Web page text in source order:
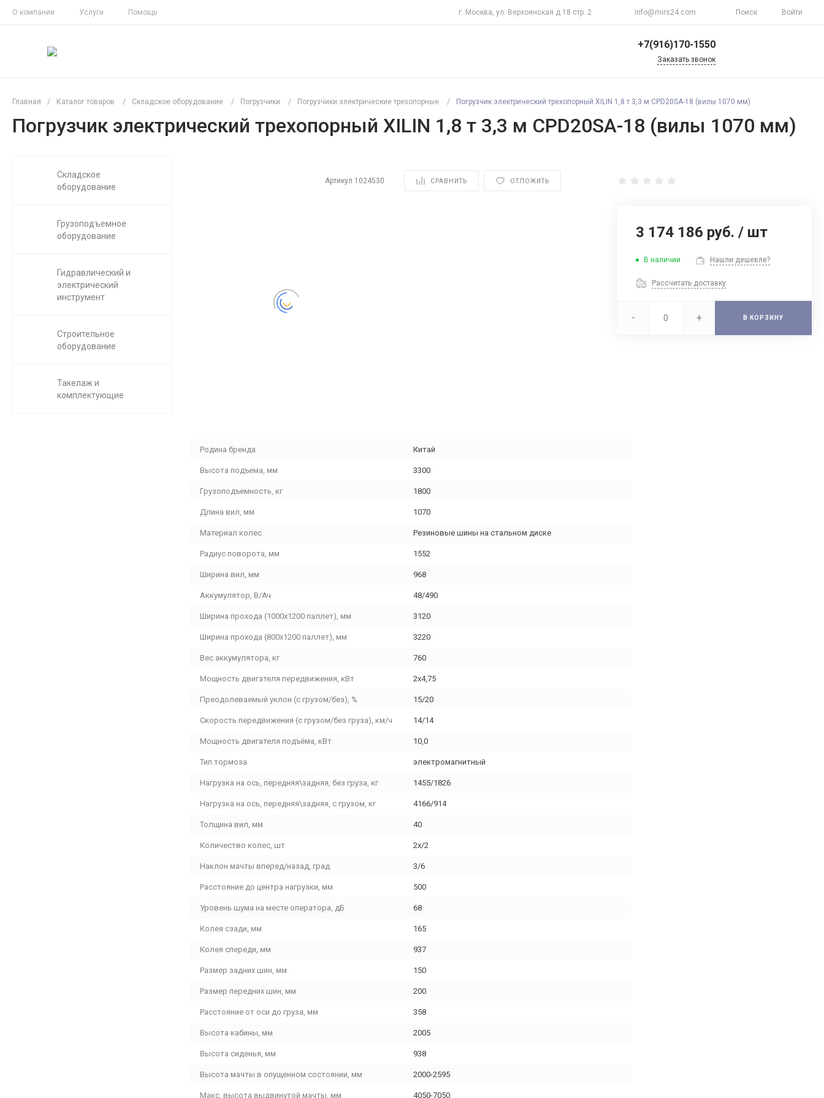
О компании Услуги Помощь г. Москва, ул. Верхоянская д.18 стр. 2 info@mirs24.com Поиск Войти
+7(916)170-1550
г. Москва, ул.
Верхоянская д.18 стр.
Пн-Пт 10:00-20:00
Воскресенье
Заказать звонок
Главная / Каталог товаров / Складское оборудование / Погрузчики / Погрузчики электрические трехопорные / Погрузчик электрический трехопорный XILIN 1,8 т 3,3 м CPD20SA-18 (вилы 1070 мм)
Погрузчик электрический трехопорный XILIN 1,8 т 3,3 м CPD20SA-18 (вилы 1070 мм)
Складское
оборудование
Грузоподъемное
оборудование
Гидравлический и
электрический
инструмент
Строительное
оборудование
Такелаж и
комплектующие
Артикул 1024530 СРАВНИТЬ ОТЛОЖИТЬ
3 174 186 руб./ шт
В наличии Нашли дешевле?
Рассчитать доставку
- + В КОРЗИНУ
Родина бренда Китай
Высота подъема, мм 3300
Грузоподъемность, кг 1800
Длина вил, мм 1070
Материал колес Резиновые шины на стальном диске
Радиус поворота, мм 1552
Ширина вил, мм 968
Аккумулятор, В/Ач 48/490
Ширина прохода (1000х1200 паллет), мм 3120
Ширина прохода (800х1200 паллет), мм 3220
Вес аккумулятора, кг 760
Мощность двигателя передвижения, кВт 2х4,75
Преодолеваемый уклон (с грузом/без), % 15/20
Скорость передвижения (с грузом/без груза), км/ч 14/14
Мощность двигателя подъёма, кВт 10,0
Тип тормоза электромагнитный
Нагрузка на ось, передняя\задняя, без груза, кг 1455/1826
Нагрузка на ось, передняя\задняя, с грузом, кг 4166/914
Толщина вил, мм 40
Количество колес, шт 2х/2
Наклон мачты вперед/назад, град 3/6
Расстояние до центра нагрузки, мм 500
Уровень шума на месте оператора, дБ 68
Колея сзади, мм 165
Колея спереди, мм 937
Размер задних шин, мм 150
Размер передних шин, мм 200
Расстояние от оси до груза, мм 358
Высота кабины, мм 2005
Высота сиденья, мм 938
Высота мачты в опущенном состоянии, мм 2000-2595
Макс. высота выдвинутой мачты, мм 4050-7050